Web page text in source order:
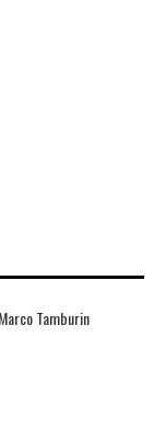
Tamburin